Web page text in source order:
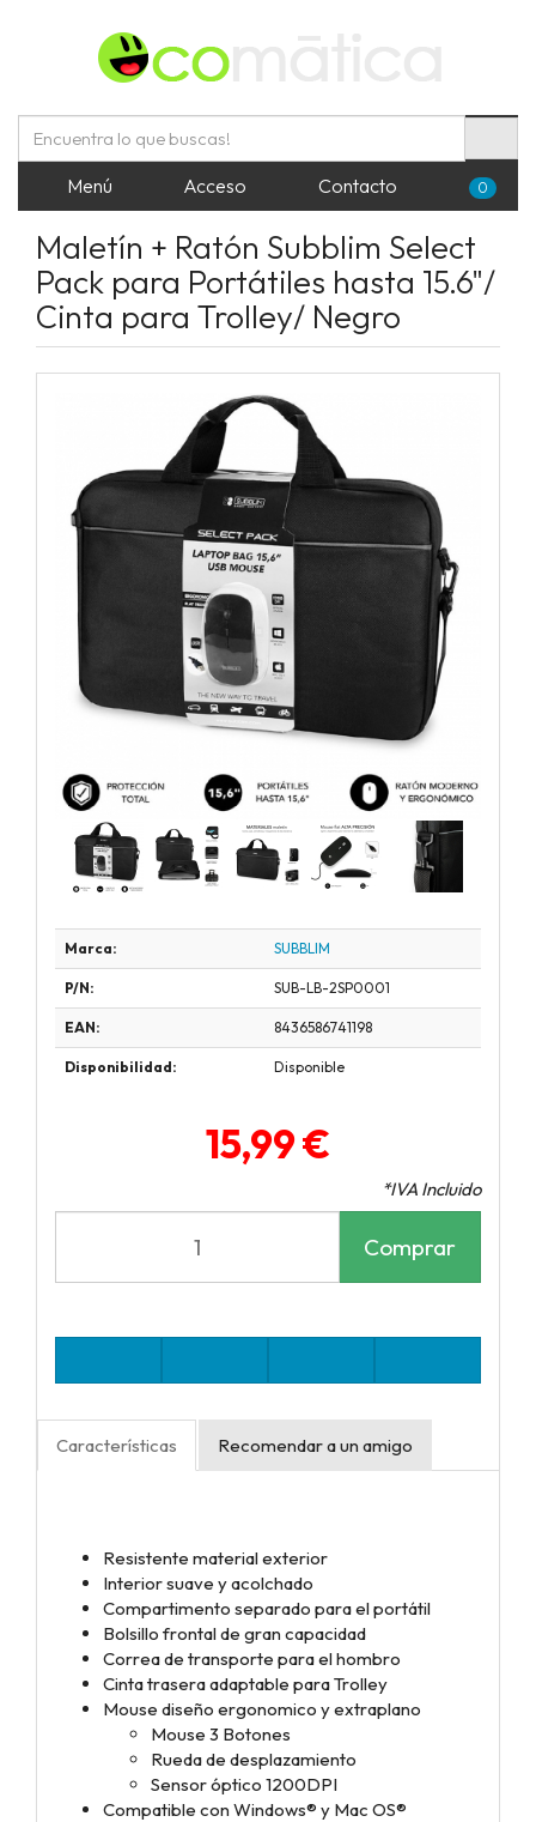
Menú Acceso Contacto 0
Maletín + Ratón Subblim Select
Pack para Portátiles hasta 15.6"/
Cinta para Trolley/ Negro
Marca: SUBBLIM
P/N: SUB-LB-2SP0001
EAN: 8436586741198
Disponibilidad: Disponible
15,99 €
*IVA Incluido
Comprar
Características Recomendar a un amigo
Resistente material exterior
Interior suave y acolchado
Compartimento separado para el portátil
Bolsillo frontal de gran capacidad
Correa de transporte para el hombro
Cinta trasera adaptable para Trolley
Mouse diseño ergonomico y extraplano
Mouse 3 Botones
Rueda de desplazamiento
Sensor óptico 1200DPI
Compatible con Windows® y Mac OS®